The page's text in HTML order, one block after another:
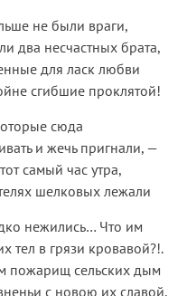
не были враги,
два несчастных брата,
для ласк любви
сгибшие проклятой!
сюда
и жечь пригнали, —
самый час утра,
шелковых лежали
нежились… Что им
тел в грязи кровавой?!.
пожарищ сельских дым
с новою их славой.